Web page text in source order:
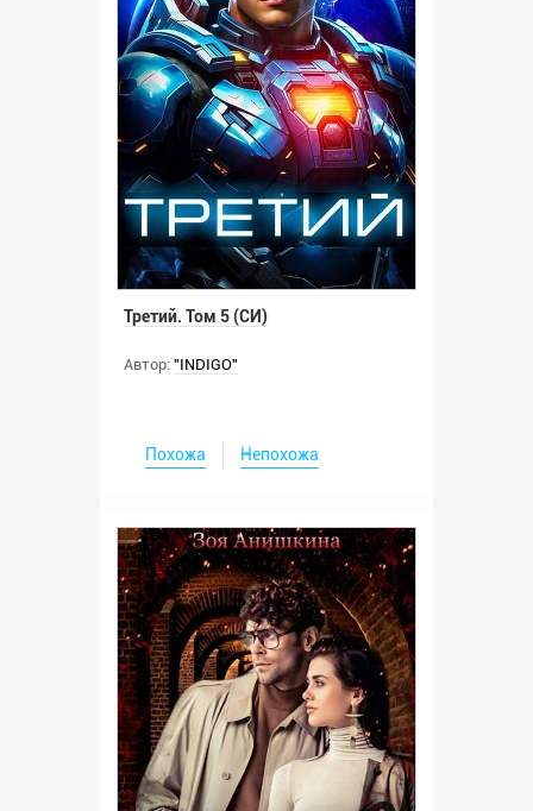
Третий. Том 5 (СИ)
Автор: "INDIGO"
Похожа Непохожа